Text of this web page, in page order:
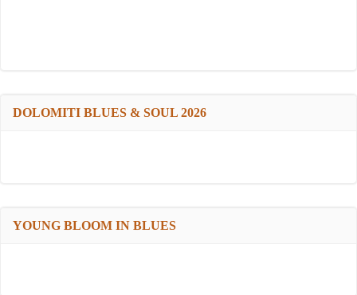
DOLOMITI BLUES & SOUL 2026
YOUNG BLOOM IN BLUES